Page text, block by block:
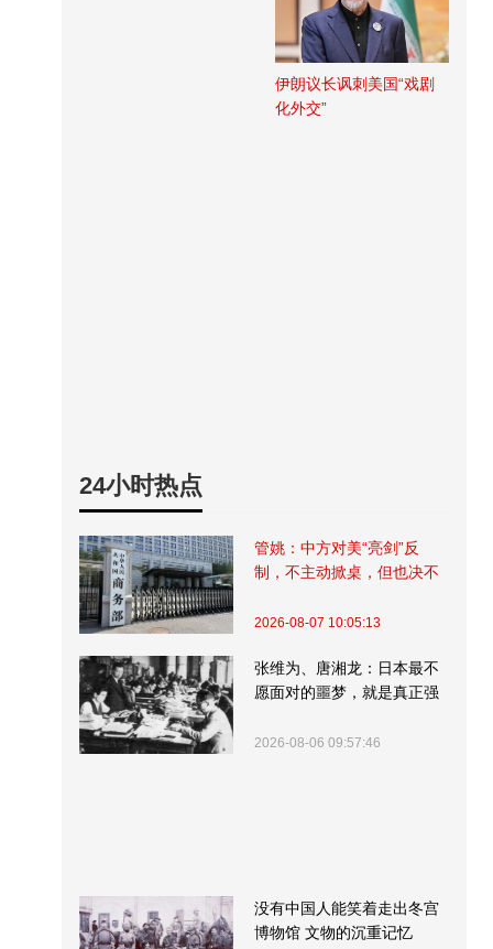
伊朗议长讽刺美国“戏剧
化外交”
24小时热点
管姚：中方对美“亮剑”反
制，不主动掀桌，但也决不
2026-08-07 10:05:13
张维为、唐湘龙：日本最不
愿面对的噩梦，就是真正强
2026-08-06 09:57:46
没有中国人能笑着走出冬宫
博物馆 文物的沉重记忆